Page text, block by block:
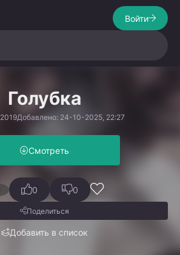
Войти
Голубка
2019Добавлено: 24-10-2025, 22:27
Смотреть
Добавить в список
0 0
Поделиться